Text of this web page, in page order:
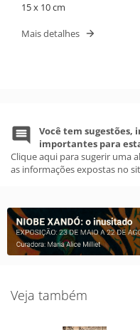
15 x 10 cm
Mais detalhes
Você tem sugestões,
importantes para
Clique aqui para sugerir uma
as informações expostas no
Veja também